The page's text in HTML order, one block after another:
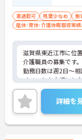
車通勤可 残業少なめ 無
産休･育休･介護休暇取得実績
滋賀県東近江市に位
介護職員の募集です。
勤務日数は週2日～
イベートを大切にし
イカー通勤が可能で
ご興味のある方には
に詳細をお話しいた
さい！
詳細を